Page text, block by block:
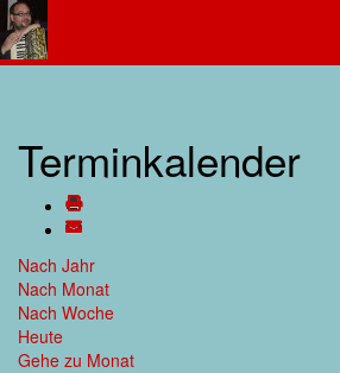
Terminkalender
Nach Jahr
Nach Monat
Nach Woche
Heute
Gehe zu Monat